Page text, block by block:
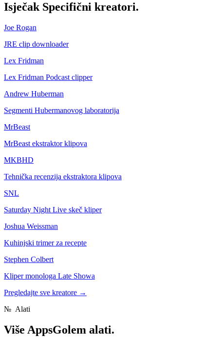
Isječak Specifični kreatori.
Joe Rogan
JRE clip downloader
Lex Fridman
Lex Fridman Podcast clipper
Andrew Huberman
Segmenti Hubermanovog laboratorija
MrBeast
MrBeast ekstraktor klipova
MKBHD
Tehnička recenzija ekstraktora klipova
SNL
Saturday Night Live skeč kliper
Joshua Weissman
Kuhinjski trimer za recepte
Stephen Colbert
Kliper monologa Late Showa
Pregledajte sve kreatore →
№ Alati
Više AppsGolem alati.